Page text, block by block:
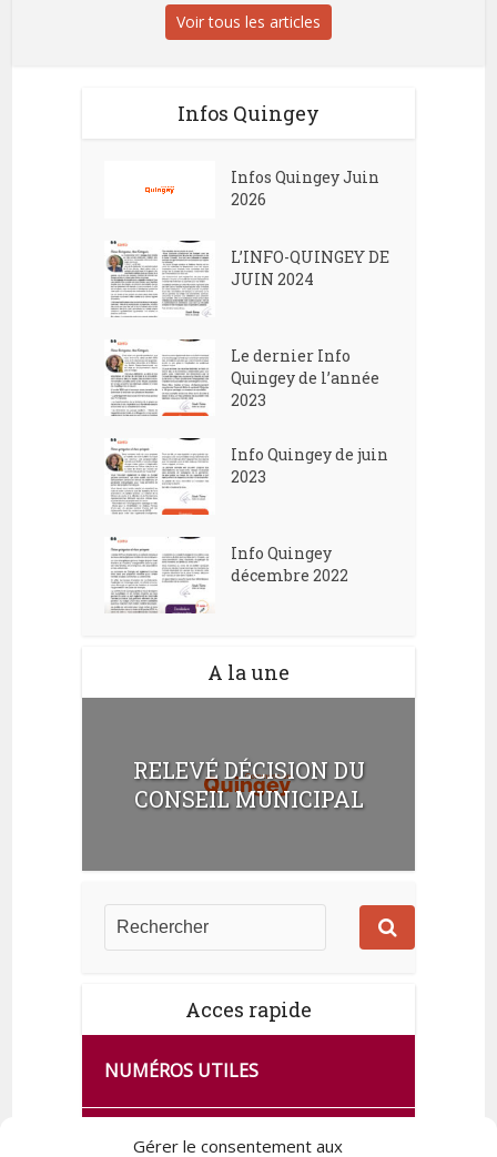
Gérer le consentement aux
Voir tous les articles
Infos Quingey
Infos Quingey Juin
2026
L’INFO-QUINGEY DE
JUIN 2024
Le dernier Info
Quingey de l’année
2023
Info Quingey de juin
2023
Info Quingey
décembre 2022
A la une
RELEVÉ DÉCISION DU
CONSEIL MUNICIPAL
Acces rapide
NUMÉROS UTILES
CA SE PASSE À FRANCE SERVICES